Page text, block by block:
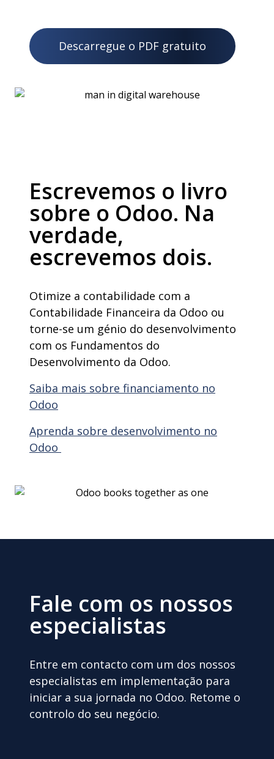
Descarregue o PDF gratuito
Escrevemos o livro
sobre o Odoo. Na
verdade,
escrevemos dois.
Otimize a contabilidade com a
Contabilidade Financeira da Odoo ou
torne-se um génio do desenvolvimento
com os Fundamentos do
Desenvolvimento da Odoo.
Saiba mais sobre financiamento no
Odoo
Aprenda sobre desenvolvimento no
Odoo
Fale com os nossos
especialistas
Entre em contacto com um dos nossos
especialistas em implementação para
iniciar a sua jornada no Odoo. Retome o
controlo do seu negócio.